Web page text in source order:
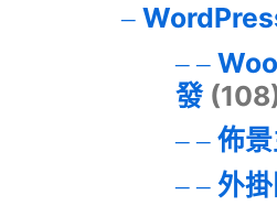
發
佈
外